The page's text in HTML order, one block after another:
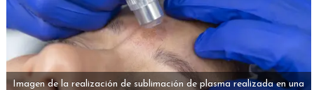
Imagen de la realización de sublimación de plasma realizada en una